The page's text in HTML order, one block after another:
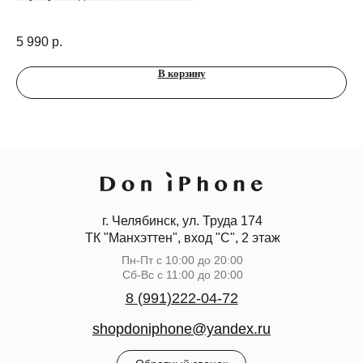
5 990 р.
В корзину
г. Челябинск, ул. Труда 174
ТК "Манхэттен", вход "С", 2 этаж
Пн-Пт с 10:00 до 20:00
Сб-Вс с 11:00 до 20:00
8 (991)222-04-72
shopdoniphone@yandex.ru